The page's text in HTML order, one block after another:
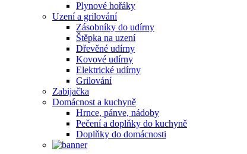
Plynové hořáky
Uzení a grilování
Zásobníky do udírny
Štěpka na uzení
Dřevěné udírny
Kovové udírny
Elektrické udírny
Grilování
Zabijačka
Domácnost a kuchyně
Hrnce, pánve, nádoby
Pečení a doplňky do kuchyně
Doplňky do domácnosti